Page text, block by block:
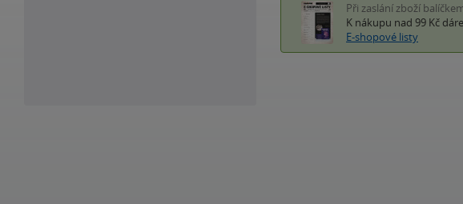
Při zaslání zboží
K nákupu nad 99 Kč
E-shopové listy